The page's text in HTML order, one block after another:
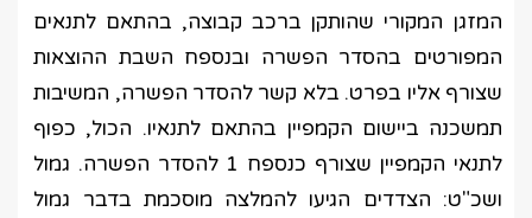
המזגן המקורי שהותקן ברכב קבוצה, בהתאם לתנאים
המפורטים בהסדר הפשרה ובנספח השבת ההוצאות
שצורף אליו בפרט. בלא קשר להסדר הפשרה, המשיבות
תמשכנה ביישום הקמפיין בהתאם לתנאיו. הכול, כפוף
לתנאי הקמפיין שצורף כנספח 1 להסדר הפשרה. גמול
ושכ"ט: הצדדים הגיעו להמלצה מוסכמת בדבר גמול